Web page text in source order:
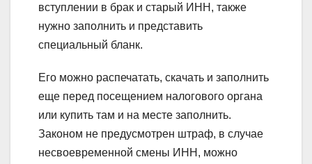
вступлении в брак и старый ИНН, также
нужно заполнить и представить
специальный бланк.
Его можно распечатать, скачать и заполнить
еще перед посещением налогового органа
или купить там и на месте заполнить.
Законом не предусмотрен штраф, в случае
несвоевременной смены ИНН, можно